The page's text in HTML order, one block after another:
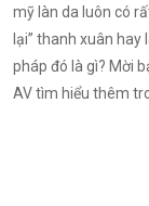
mỹ làn da luôn có
lại” thanh xuân hay
pháp đó là gì? Mời
AV tìm hiểu thêm